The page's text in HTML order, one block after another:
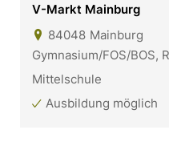
V-Markt Mainburg
84048 Mainburg
Gymnasium/FOS/BOS,
Mittelschule
Ausbildung möglich